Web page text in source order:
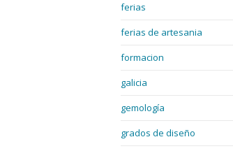
ferias
ferias de artesania
formacion
galicia
gemología
grados de diseño